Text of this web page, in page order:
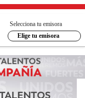
Selecciona tu emisora
Elige tu emisora